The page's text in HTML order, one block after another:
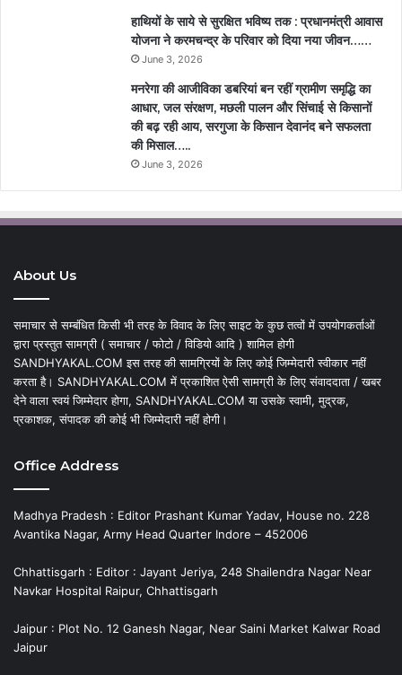
हाथियों के साये से सुरक्षित भविष्य तक : प्रधानमंत्री आवास
योजना ने करमचन्द्र के परिवार को दिया नया जीवन……
June 3, 2026
मनरेगा की आजीविका डबरियां बन रहीं ग्रामीण समृद्धि का
आधार, जल संरक्षण, मछली पालन और सिंचाई से किसानों
की बढ़ रही आय, सरगुजा के किसान देवानंद बने सफलता
की मिसाल…..
June 3, 2026
About Us
समाचार से सम्बंधित किसी भी तरह के विवाद के लिए साइट के कुछ तत्वों में उपयोगकर्ताओं
द्वारा प्रस्तुत सामग्री ( समाचार / फोटो / विडियो आदि ) शामिल होगी
SANDHYAKAL.COM इस तरह की सामग्रियों के लिए कोई जिम्मेदारी स्वीकार नहीं
करता है। SANDHYAKAL.COM में प्रकाशित ऐसी सामग्री के लिए संवाददाता / खबर
देने वाला स्वयं जिम्मेदार होगा, SANDHYAKAL.COM या उसके स्वामी, मुद्रक,
प्रकाशक, संपादक की कोई भी जिम्मेदारी नहीं होगी।
Office Address
Madhya Pradesh : Editor Prashant Kumar Yadav, House no. 228
Avantika Nagar, Army Head Quarter Indore – 452006
Chhattisgarh : Editor : Jayant Jeriya, 248 Shailendra Nagar Near
Navkar Hospital Raipur, Chhattisgarh
Jaipur : Plot No. 12 Ganesh Nagar, Near Saini Market Kalwar Road
Jaipur